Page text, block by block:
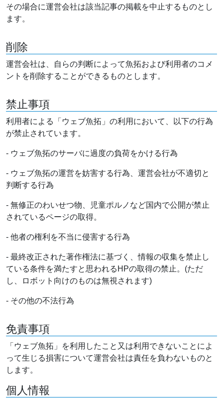
その場合に運営会社は該当記事の掲載を中止するものとし
ます。
削除
運営会社は、自らの判断によって魚拓および利用者のコメ
ントを削除することができるものとします。
禁止事項
利用者による「ウェブ魚拓」の利用において、以下の行為
が禁止されています。
- ウェブ魚拓のサーバに過度の負荷をかける行為
- ウェブ魚拓の運営を妨害する行為、運営会社が不適切と
判断する行為
- 無修正のわいせつ物、児童ポルノなど国内で公開が禁止
されているページの取得。
- 他者の権利を不当に侵害する行為
- 最終改正された著作権法に基づく、情報の収集を禁止し
ている条件を満たすと思われるHPの取得の禁止。(ただ
し、ロボット向けのものは無視されます)
- その他の不法行為
免責事項
「ウェブ魚拓」を利用したこと又は利用できないことによ
って生じる損害について運営会社は責任を負わないものと
します。
個人情報